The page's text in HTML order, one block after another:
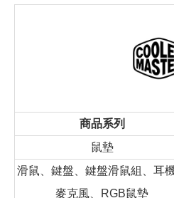
商品系列
鼠墊
滑鼠、鍵盤、鍵盤滑鼠組、耳機
麥克風、RGB鼠墊